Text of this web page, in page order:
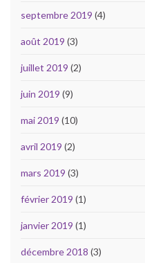
septembre 2019 (4)
août 2019 (3)
juillet 2019 (2)
juin 2019 (9)
mai 2019 (10)
avril 2019 (2)
mars 2019 (3)
février 2019 (1)
janvier 2019 (1)
décembre 2018 (3)